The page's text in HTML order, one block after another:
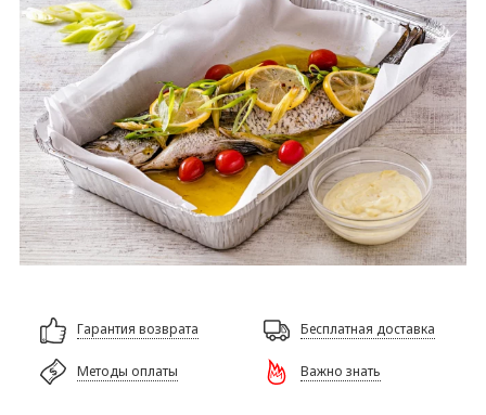
Гарантия возврата Бесплатная доставка
Методы оплаты Важно знать